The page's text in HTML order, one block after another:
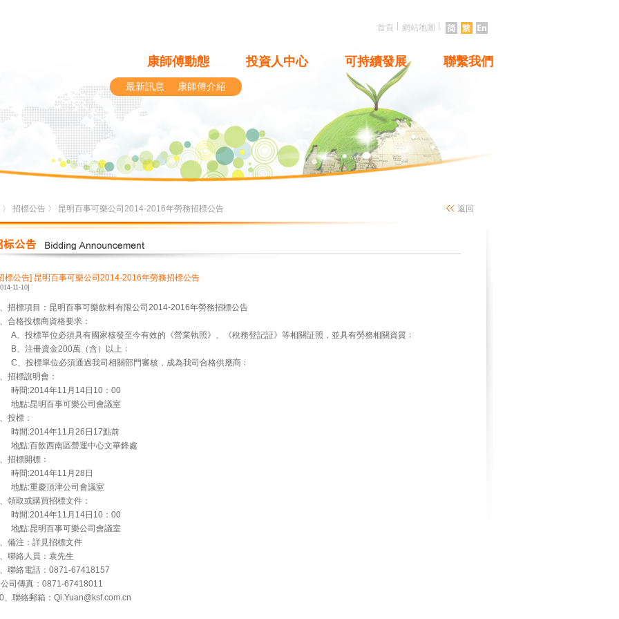
首頁 網站地圖
康師傅動態 投資人中心 可持續發展 聯繫我們
最新訊息 康師傅介紹
〉 招標公告 〉 昆明百事可樂公司2014-2016年勞務招標公告 返回
標公告] 昆明百事可樂公司2014-2016年勞務招標公告
11-10]
招標項目：昆明百事可樂飲料有限公司2014-2016年勞務招標公告
合格投標商資格要求：
投標單位必須具有國家核發至今有效的《營業執照》、《稅務登記証》等相關証照，並具有勞務相關資質﹔
注冊資金200萬（含）以上﹔
投標單位必須通過我司相關部門審核，成為我司合格供應商﹔
招標說明會：
間:2014年11月14日10：00
點:昆明百事可樂公司會議室
投標：
間:2014年11月26日17點前
點:百飲西南區營運中心文華鋒處
招標開標：
間:2014年11月28日
點:重慶頂津公司會議室
領取或購買招標文件：
間:2014年11月14日10：00
點:昆明百事可樂公司會議室
備注：詳見招標文件
聯絡人員：袁先生
聯絡電話：0871-67418157
司傳真：0871-67418011
、聯絡郵箱： Qi.Yuan@ksf.com.cn